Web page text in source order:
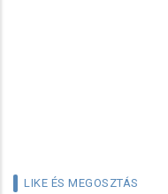
LIKE ÉS MEGOSZTÁS